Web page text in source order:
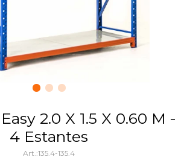
2.0 X 1.5 X 0.60 M -
4 Estantes
135.4-135.4